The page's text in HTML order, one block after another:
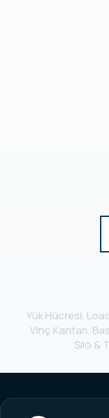
Yük Hücresi,
Vinç Kantarı,
Silo &